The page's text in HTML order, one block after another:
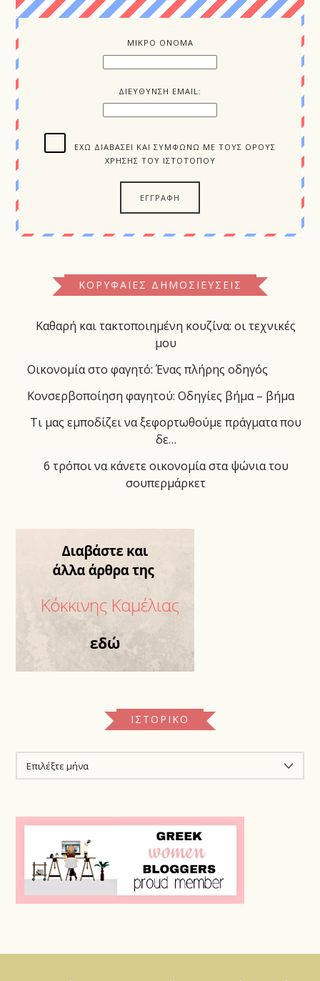
ΜΙΚΡΟ ΟΝΟΜΑ
ΔΙΕΥΘΥΝΣΗ EMAIL:
ΈΧΩ ΔΙΑΒΆΣΕΙ ΚΑΙ ΣΥΜΦΩΝΏ ΜΕ ΤΟΥΣ ΌΡΟΥΣ
ΧΡΉΣΗΣ ΤΟΥ ΙΣΤΌΤΟΠΟΥ
ΚΟΡΥΦΑΊΕΣ ΔΗΜΟΣΙΕΎΣΕΙΣ
Καθαρή και τακτοποιημένη κουζίνα: οι τεχνικές
μου
Οικονομία στο φαγητό: Ένας πλήρης οδηγός
Κονσερβοποίηση φαγητού: Οδηγίες βήμα – βήμα
Τι μας εμποδίζει να ξεφορτωθούμε πράγματα που
δε…
6 τρόποι να κάνετε οικονομία στα ψώνια του
σουπερμάρκετ
ΙΣΤΟΡΙΚΌ